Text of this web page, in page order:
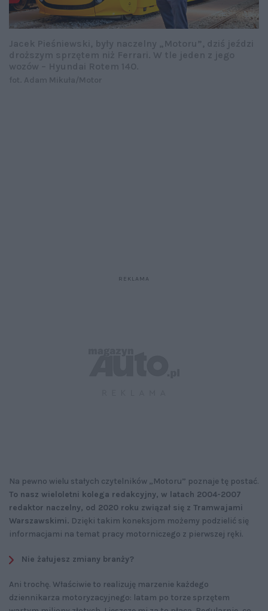
Na pewno wielu stałych czytelników „Motoru” poznaje tę postać.
To nasz wieloletni kolega redakcyjny, w latach 2004-2007
redaktor naczelny, od 2020 roku związał się z Tramwajami
Warszawskimi. Dzięki takim koneksjom możemy podzielić się
informacjami na temat pracy motorniczego z pierwszej ręki.
Nie żałujesz zmiany branży?
Ani trochę. Właściwie to realizuję marzenie każdego
dziennikarza motoryzacyjnego: latam po torze sprzętem